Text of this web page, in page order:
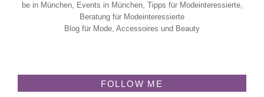
be in München, Events in München, Tipps für Modeinteressierte,
Beratung für Modeinteressierte
Blog für Mode, Accessoires und Beauty
FOLLOW ME